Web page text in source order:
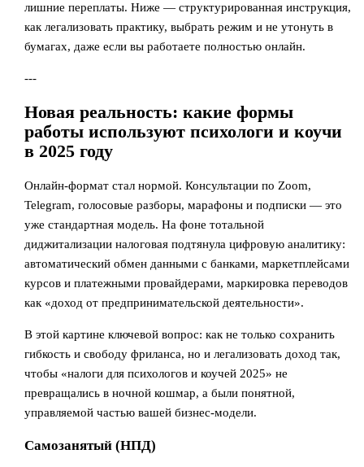
лишние переплаты. Ниже — структурированная инструкция,
как легализовать практику, выбрать режим и не утонуть в
бумагах, даже если вы работаете полностью онлайн.
---
Новая реальность: какие формы
работы используют психологи и коучи
в 2025 году
Онлайн‑формат стал нормой. Консультации по Zoom,
Telegram, голосовые разборы, марафоны и подписки — это
уже стандартная модель. На фоне тотальной
диджитализации налоговая подтянула цифровую аналитику:
автоматический обмен данными с банками, маркетплейсами
курсов и платежными провайдерами, маркировка переводов
как «доход от предпринимательской деятельности».
В этой картине ключевой вопрос: как не только сохранить
гибкость и свободу фриланса, но и легализовать доход так,
чтобы «налоги для психологов и коучей 2025» не
превращались в ночной кошмар, а были понятной,
управляемой частью вашей бизнес‑модели.
Самозанятый (НПД)